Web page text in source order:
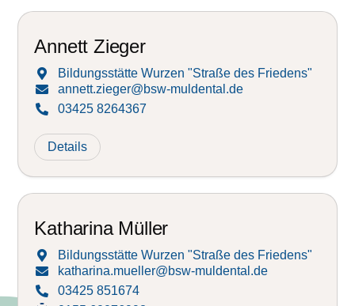
Annett Zieger
 Bildungsstätte Wurzen "Straße des Friedens"
 annett.zieger@bsw-muldental.de
 03425 8264367
Details
Katharina Müller
 Bildungsstätte Wurzen "Straße des Friedens"
 katharina.mueller@bsw-muldental.de

03425 851674